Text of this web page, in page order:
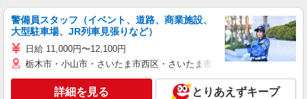
警備員スタッフ（イベント、道路、商業施設、
大型駐車場、JR列車見張りなど）
日給 11,000円〜12,100円
栃木市・小山市・さいたま市西区・さいたま市岩槻区・久喜市・蓮田
詳細を見る とりあえずキープ